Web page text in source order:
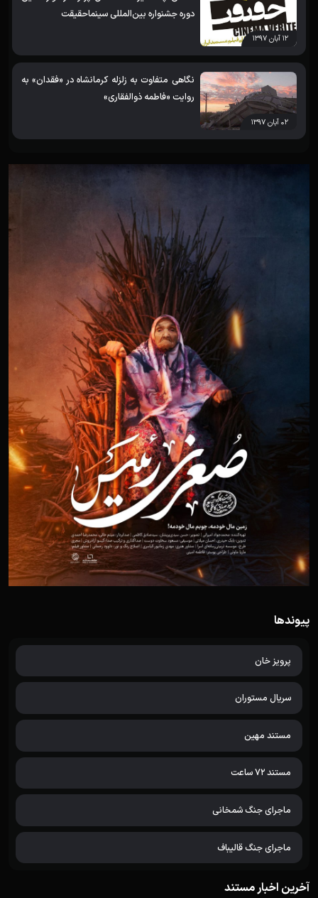
پیوندها
پرویز خان
سریال مستوران
مستند مهین
مستند 72 ساعت
ماجرای جنگ شمخانی
ماجرای جنگ قالیباف
آخرین اخبار مستند
۱۲ آبان ۱۳۹۷
دوره جشنواره بین‌المللی سینماحقیقت
۰۲ آبان ۱۳۹۷
نگاهی متفاوت به زلزله کرمانشاه در «فقدان» به
روایت «فاطمه ذوالفقاری»